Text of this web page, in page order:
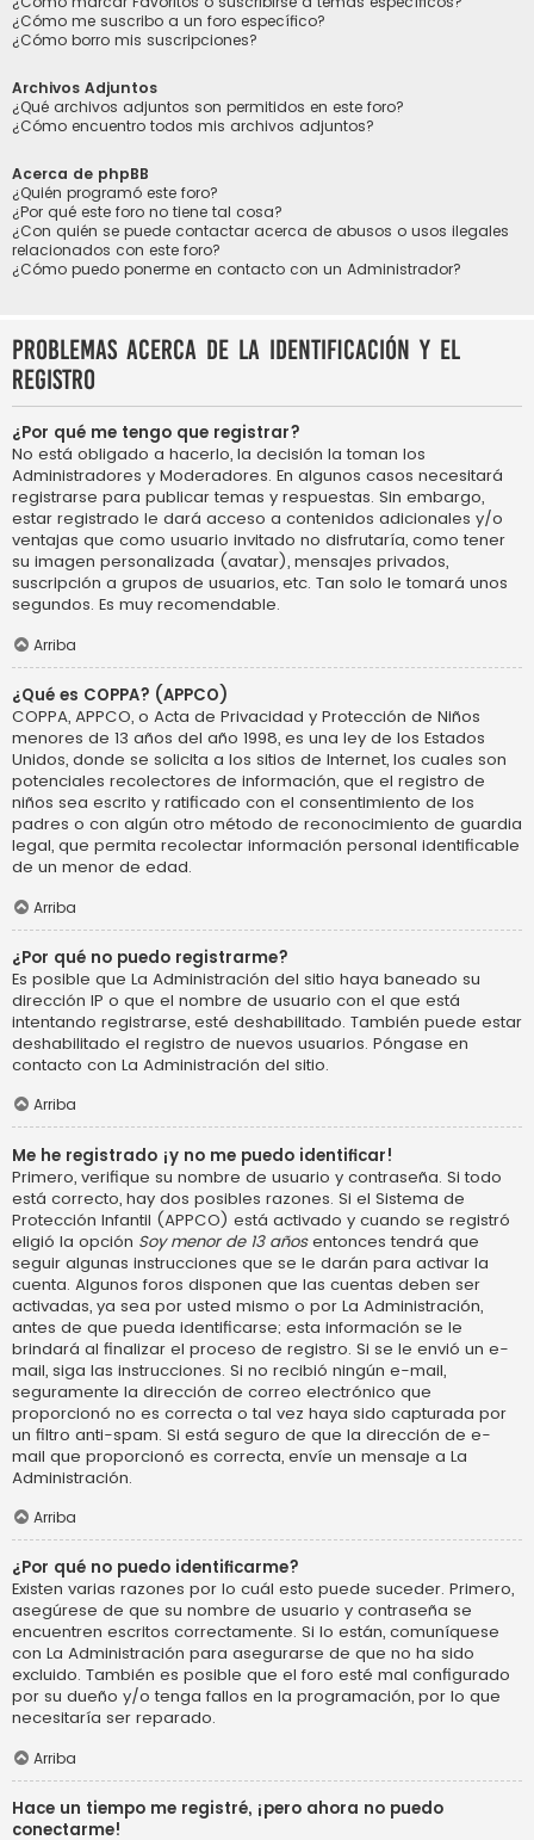
¿Cómo me suscribo a un foro específico?
¿Cómo borro mis suscripciones?
Archivos Adjuntos
¿Qué archivos adjuntos son permitidos en este foro?
¿Cómo encuentro todos mis archivos adjuntos?
Acerca de phpBB
¿Quién programó este foro?
¿Por qué este foro no tiene tal cosa?
¿Con quién se puede contactar acerca de abusos o usos ilegales
relacionados con este foro?
¿Cómo puedo ponerme en contacto con un Administrador?
Problemas acerca de la identificación y el
registro
¿Por qué me tengo que registrar?
No está obligado a hacerlo, la decisión la toman los
Administradores y Moderadores. En algunos casos necesitará
registrarse para publicar temas y respuestas. Sin embargo,
estar registrado le dará acceso a contenidos adicionales y/o
ventajas que como usuario invitado no disfrutaría, como tener
su imagen personalizada (avatar), mensajes privados,
suscripción a grupos de usuarios, etc. Tan solo le tomará unos
segundos. Es muy recomendable.
Arriba
¿Qué es COPPA? (APPCO)
COPPA, APPCO, o Acta de Privacidad y Protección de Niños
menores de 13 años del año 1998, es una ley de los Estados
Unidos, donde se solicita a los sitios de Internet, los cuales son
potenciales recolectores de información, que el registro de
niños sea escrito y ratificado con el consentimiento de los
padres o con algún otro método de reconocimiento de guardia
legal, que permita recolectar información personal identificable
de un menor de edad.
Arriba
¿Por qué no puedo registrarme?
Es posible que La Administración del sitio haya baneado su
dirección IP o que el nombre de usuario con el que está
intentando registrarse, esté deshabilitado. También puede estar
deshabilitado el registro de nuevos usuarios. Póngase en
contacto con La Administración del sitio.
Arriba
Me he registrado ¡y no me puedo identificar!
Primero, verifique su nombre de usuario y contraseña. Si todo
está correcto, hay dos posibles razones. Si el Sistema de
Protección Infantil (APPCO) está activado y cuando se registró
eligió la opción Soy menor de 13 añosentonces tendrá que
seguir algunas instrucciones que se le darán para activar la
cuenta. Algunos foros disponen que las cuentas deben ser
activadas, ya sea por usted mismo o por La Administración,
antes de que pueda identificarse; esta información se le
brindará al finalizar el proceso de registro. Si se le envió un e-
mail, siga las instrucciones. Si no recibió ningún e-mail,
seguramente la dirección de correo electrónico que
proporcionó no es correcta o tal vez haya sido capturada por
un filtro anti-spam. Si está seguro de que la dirección de e-
mail que proporcionó es correcta, envíe un mensaje a La
Administración.
Arriba
¿Por qué no puedo identificarme?
Existen varias razones por lo cuál esto puede suceder. Primero,
asegúrese de que su nombre de usuario y contraseña se
encuentren escritos correctamente. Si lo están, comuníquese
con La Administración para asegurarse de que no ha sido
excluido. También es posible que el foro esté mal configurado
por su dueño y/o tenga fallos en la programación, por lo que
necesitaría ser reparado.
Arriba
Hace un tiempo me registré, ¡pero ahora no puedo
conectarme!